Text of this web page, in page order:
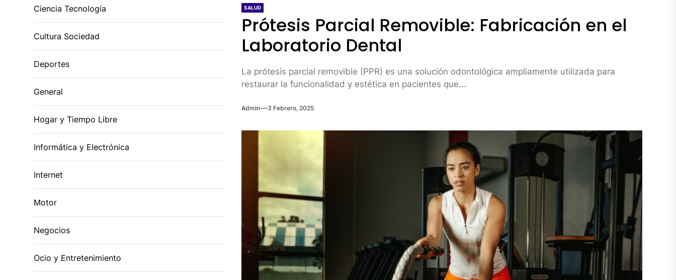
SALUD
Prótesis Parcial Removible: Fabricación en el
Laboratorio Dental
La prótesis parcial removible (PPR) es una solución odontológica ampliamente utilizada para
restaurar la funcionalidad y estética en pacientes que...
Admin 3 Febrero, 2025
Ciencia Tecnología
Cultura Sociedad
Deportes
General
Hogar y Tiempo Libre
Informática y Electrónica
Internet
Motor
Negocios
Ocio y Entretenimiento